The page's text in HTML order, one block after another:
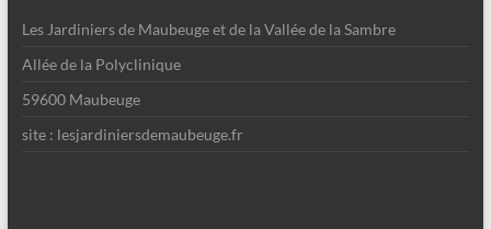
Les Jardiniers de Maubeuge et de la Vallée de la Sambre
Allée de la Polyclinique
59600 Maubeuge
site : lesjardiniersdemaubeuge.fr